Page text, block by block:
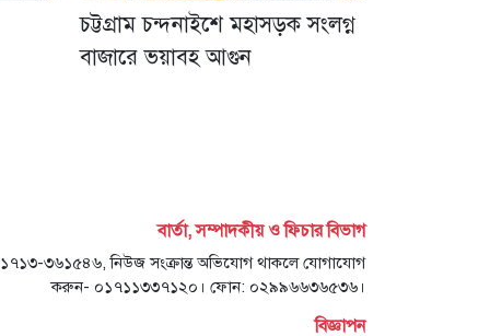
চট্টগ্রাম চন্দনাইশে মহাসড়ক সংলগ্ন
বাজারে ভয়াবহ আগুন
বার্তা, সম্পাদকীয় ও ফিচার বিভাগ
৩৬১৫৪৬, নিউজ সংক্রান্ত অভিযোগ থাকলে যোগাযোগ
করুন- ০১৭১১৩৩৭১২০। ফোন: ০২৯৯৬৬৩৬৫৩৬।
বিজ্ঞাপন